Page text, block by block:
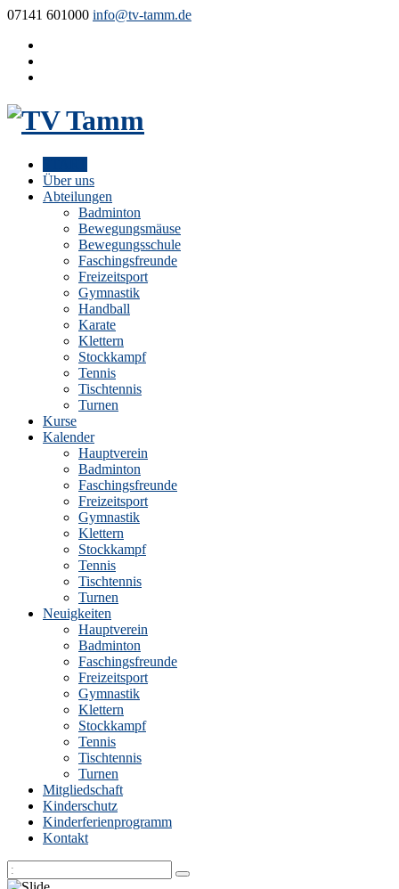
07141 601000 info@tv-tamm.de
Über uns
Abteilungen
Badminton
Bewegungsmäuse
Bewegungsschule
Faschingsfreunde
Freizeitsport
Gymnastik
Handball
Karate
Klettern
Stockkampf
Tennis
Tischtennis
Turnen
Kurse
Kalender
Hauptverein
Badminton
Faschingsfreunde
Freizeitsport
Gymnastik
Klettern
Stockkampf
Tennis
Tischtennis
Turnen
Neuigkeiten
Hauptverein
Badminton
Faschingsfreunde
Freizeitsport
Gymnastik
Klettern
Stockkampf
Tennis
Tischtennis
Turnen
Mitgliedschaft
Kinderschutz
Kinderferienprogramm
Kontakt